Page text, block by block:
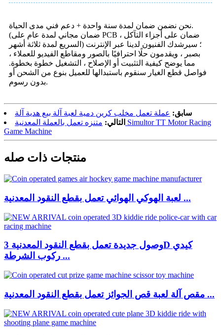
نحن نضمن ضمان لمدة سنة واحدة + دعم فني مدى الحياة.
(ضمان مجاني لمدة عام على PCB ، ضمان على أجزاء التآكل
السريع لمدة ثلاثة أشهر) ؛ سيرشدك الفنيون لدينا عبر الإنترنت
بصبر ، ويقدمون حلًا احترافيًا بالصور ومقاطع الفيديو للعملاء ،
مما يوضح كيفية التثبيت أو الإصلاح ، التشغيل خطوة بخطوة.
فواصل قطع الغيار سنقوم باستبدالها للعميل بنوع من الشحن أو
بدون رسوم.
سابق: عملة تعمل مخلب كرين دمية لعبة آلة بيع هدية آلة
التالي: متنزه تعمل بالعملة المعدنية Simultor TT Motor Racing
Game Machine
منتجات ذات صله
لعبة الهوكي الهوائي تعمل بقطع النقود المعدنية ...
وصول جديدة تعمل بقطع النقود المعدنية 3D كيدي
ركوب الشرطة ...
مقص آلة لعبة قص الجوائز تعمل بقطع النقود المعدنية ...